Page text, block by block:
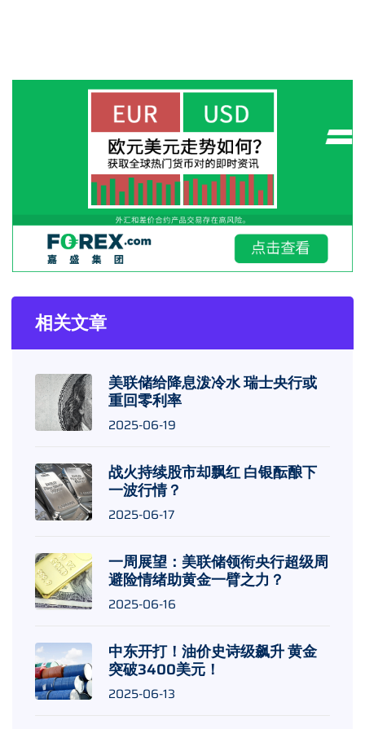
相关文章
美联储给降息泼冷水 瑞士央行或
重回零利率
2025-06-19
战火持续股市却飘红 白银酝酿下
一波行情？
2025-06-17
一周展望：美联储领衔央行超级周
避险情绪助黄金一臂之力？
2025-06-16
中东开打！油价史诗级飙升 黄金
突破3400美元！
2025-06-13